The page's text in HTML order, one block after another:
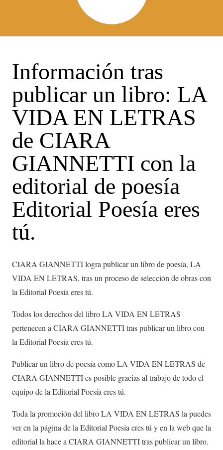
Información tras
publicar un libro: LA
VIDA EN LETRAS
de CIARA
GIANNETTI con la
editorial de poesía
Editorial Poesía eres
tú.
CIARA GIANNETTI logra publicar un libro de poesía, LA
VIDA EN LETRAS, tras un proceso de selección de obras con
la Editorial Poesía eres tú.
Todos los derechos del libro LA VIDA EN LETRAS
pertenecen a CIARA GIANNETTI tras publicar un libro con
la Editorial Poesía eres tú.
Publicar un libro de poesía como LA VIDA EN LETRAS de
CIARA GIANNETTI es posible gracias al trabajo de todo el
equipo de la Editorial Poesía eres tú.
Toda la promoción del libro LA VIDA EN LETRAS la puedes
ver en la página de la Editorial Poesía eres tú y en la web que la
editorial la hace a CIARA GIANNETTI tras publicar un libro.